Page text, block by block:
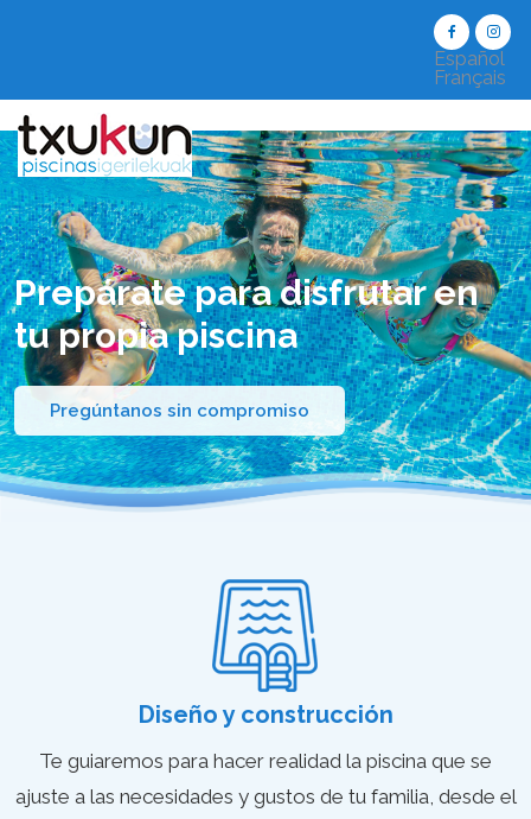
Español
Français
Prepárate para disfrutar en
tu propia piscina
Pregúntanos sin compromiso
Diseño y construcción
Te guiaremos para hacer realidad la piscina que se
ajuste a las necesidades y gustos de tu familia, desde el